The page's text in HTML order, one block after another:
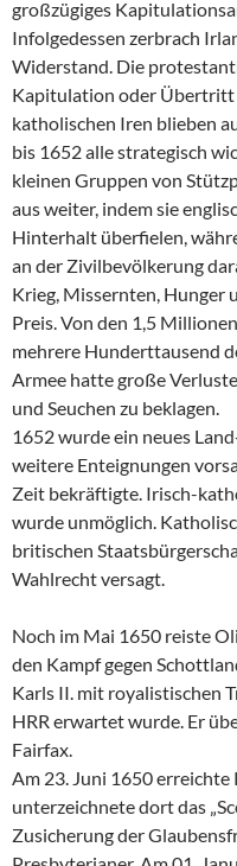
großzügiges
Infolgedessen zerbrach
Widerstand. Die
Kapitulation oder Übertritt
katholischen Iren blieben
bis 1652 alle strategisch
kleinen Gruppen von
aus weiter, indem sie
Hinterhalt überfielen,
an der Zivilbevölkerung
Krieg, Missernten, Hunger
Preis. Von den 1,5
mehrere Hunderttausend
Armee hatte große
und Seuchen zu beklagen.
1652 wurde ein neues
weitere Enteignungen
Zeit bekräftigte. Irisch-
wurde unmöglich.
britischen
Wahlrecht versagt.
Noch im Mai 1650 reiste
den Kampf gegen
Karls II. mit royalistischen
HRR erwartet wurde. Er
Fairfax.
Am 23. Juni 1650 erreichte
unterzeichnete dort das
Zusicherung der